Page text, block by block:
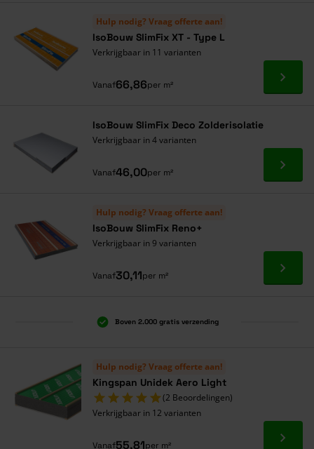
Hulp nodig? Vraag offerte aan!
IsoBouw SlimFix XT - Type L
Verkrijgbaar in 11 varianten
Vanaf66,86per m² Ga
IsoBouw SlimFix Deco Zolderisolatie
Verkrijgbaar in 4 varianten
Vanaf46,00per m² Ga
Hulp nodig? Vraag offerte aan!
IsoBouw SlimFix Reno+
Verkrijgbaar in 9 varianten
Vanaf30,11per m² Ga
Boven 2.000 gratis verzending
Hulp nodig? Vraag offerte aan!
Kingspan Unidek Aero Light
(2 Beoordelingen)
Verkrijgbaar in 12 varianten
Vanaf55,81per m² Ga